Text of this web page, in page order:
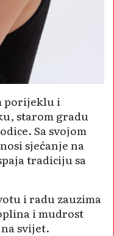
porijeklu i
starom gradu
Sa svojom
sjećanje na
tradiciju sa
i radu zauzima
i mudrost
svijet.